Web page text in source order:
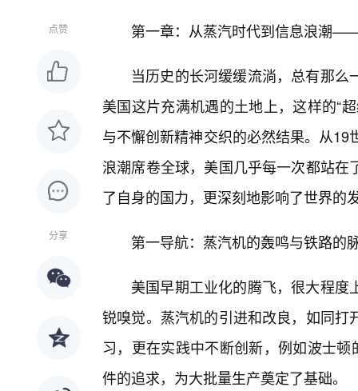
点赞
分享
第一章：从蒸汽时代到信息浪潮
当历史的长河缓缓流淌，总有那
美国这片充满机遇的土地上，这样的“
与不懈创新精神交织的必然结果。从
浪潮席卷全球，美国几乎每一次都站
了自身的国力，更深刻地影响了世界的
第一导航：蒸汽机的轰鸣与铁路的
美国早期工业化的腾飞，很大程
锐嗅觉。蒸汽机的引进和改良，如同
习，更在实践中不断创新，例如波士
件的追求，为大批量生产奠定了基础。